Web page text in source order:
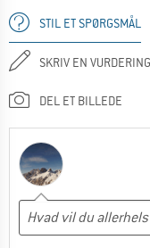
STIL ET SPØRGSMÅL
SKRIV EN VURDERING
DEL ET BILLEDE